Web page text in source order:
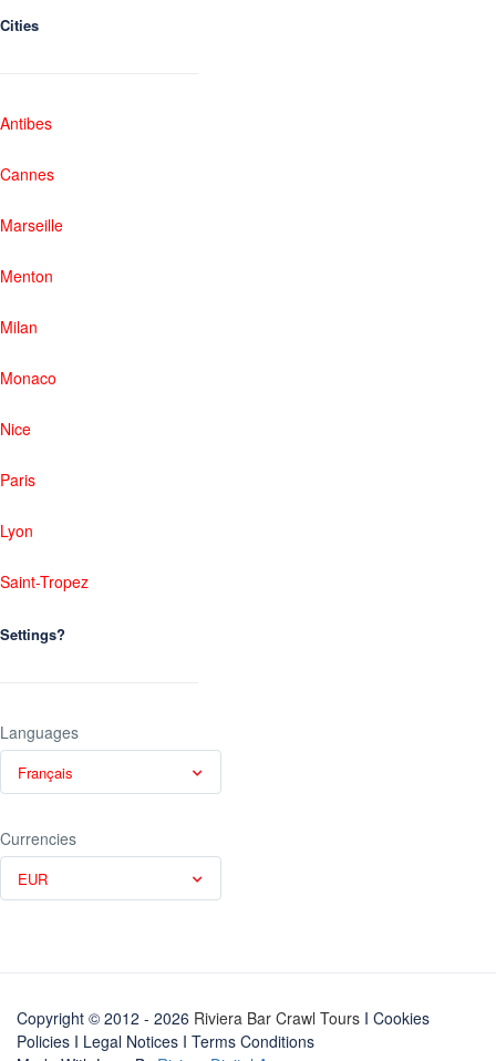
Cities
Antibes
Cannes
Marseille
Menton
Milan
Monaco
Nice
Paris
Lyon
Saint-Tropez
Settings?
Languages
Français
Currencies
EUR
Copyright © 2012 - 2026 Riviera Bar Crawl Tours I Cookies
Policies I Legal Notices I Terms Conditions